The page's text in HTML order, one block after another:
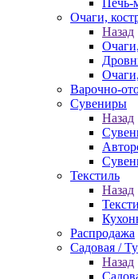
Печь-
Очаги,
Назад
Варочно-
Сувениры
Назад
Текстиль
Назад
Распродажа
Садовая /
Назад